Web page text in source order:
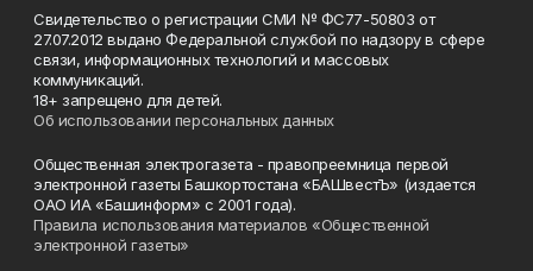
Свидетельство о регистрации СМИ № ФС77-50803 от
27.07.2012 выдано Федеральной службой по надзору в сфере
связи, информационных технологий и массовых
коммуникаций.
18+ запрещено для детей.
Об использовании персональных данных
Общественная электрогазета - правопреемница первой
электронной газеты Башкортостана «БАШвестЪ» (издается
ОАО ИА «Башинформ» с 2001 года).
Правила использования материалов «Общественной
электронной газеты»